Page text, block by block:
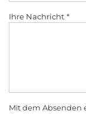
Ihre Nachricht
Mit dem Absenden